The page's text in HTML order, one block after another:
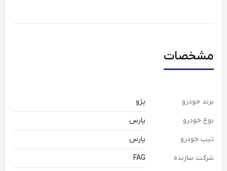
مشخصات
برند خودرو
پژو
نوع خودرو
پارس
تیپ خودرو
پارس
شرکت سازنده
FAG